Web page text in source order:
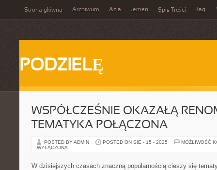
Strona główna Archiwum Azja Jemen Spis Treści Tagi
PODZIELĘ
WSPÓŁCZEŚNIE OKAZAŁĄ
TEMATYKA POŁĄCZONA
POSTED BY ADMIN POSTED ON SIE - 15 - 2025
MOŻLIWOŚĆ
WYŁĄCZONA
W dzisiejszych czasach znaczną popularnością cieszy się